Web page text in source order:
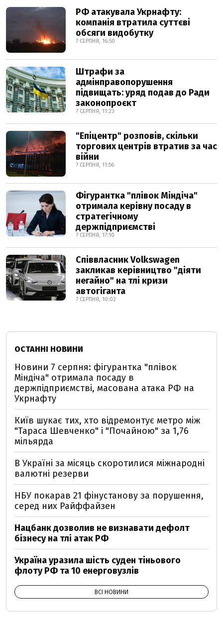
РФ атакувала Укрнафту:
компанія втратила суттєві
обсяги видобутку
7 СЕРПНЯ, 16:50
Штрафи за
адмінправопорушення
підвищать: уряд подав до Ради
законопроєкт
7 СЕРПНЯ, 11:23
"Епіцентр" розповів, скільки
торгових центрів втратив за час
війни
7 СЕРПНЯ, 11:56
Фігурантка "плівок Міндіча"
отримала керівну посаду в
стратегічному
держпідприємстві
7 СЕРПНЯ, 17:10
Співвласник Volkswagen
закликав керівництво "діяти
негайно" на тлі кризи
автогіганта
7 СЕРПНЯ, 10:02
ОСТАННІ НОВИНИ
Новини 7 серпня: фігурантка "плівок
Міндіча" отримала посаду в
держпідприємстві, масована атака РФ на
Укрнафту
Київ шукає тих, хто відремонтує метро між
"Тараса Шевченко" і "Почайною" за 1,76
мільярда
В Україні за місяць скоротилися міжнародні
валютні резерви
НБУ покарав 21 фінустанову за порушення,
серед них Райффайзен
Нацбанк дозволив не визнавати дефолт
бізнесу на тлі атак РФ
Україна уразила шість суден тіньового
флоту РФ та 10 енерговузлів
ВСІ НОВИНИ